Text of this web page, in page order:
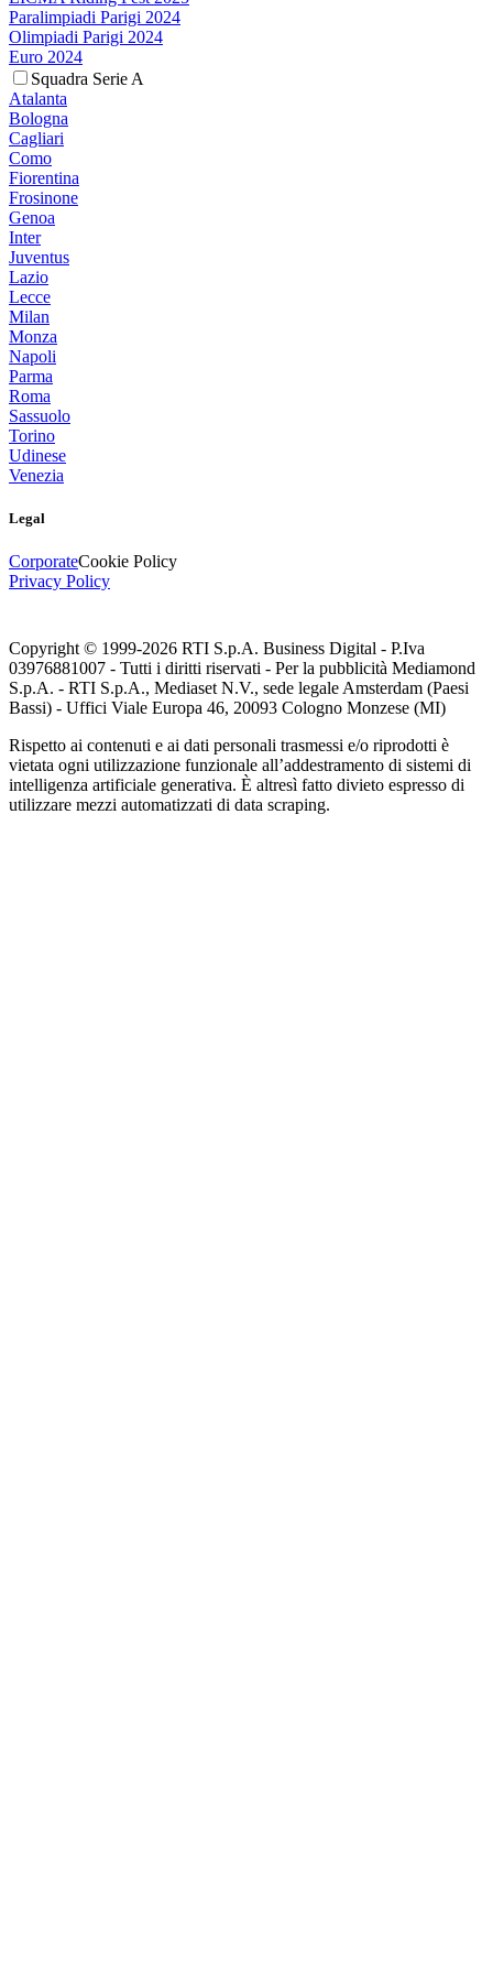
Paralimpiadi Parigi 2024
Olimpiadi Parigi 2024
Euro 2024
Squadra Serie A
Atalanta
Bologna
Cagliari
Como
Fiorentina
Frosinone
Genoa
Inter
Juventus
Lazio
Lecce
Milan
Monza
Napoli
Parma
Roma
Sassuolo
Torino
Udinese
Venezia
Legal
CorporateCookie Policy
Privacy Policy
Copyright © 1999-2026 RTI S.p.A. Business Digital - P.Iva
03976881007 - Tutti i diritti riservati - Per la pubblicità Mediamond
S.p.A. - RTI S.p.A., Mediaset N.V., sede legale Amsterdam (Paesi
Bassi) - Uffici Viale Europa 46, 20093 Cologno Monzese (MI)
Rispetto ai contenuti e ai dati personali trasmessi e/o riprodotti è
vietata ogni utilizzazione funzionale all’addestramento di sistemi di
intelligenza artificiale generativa. È altresì fatto divieto espresso di
utilizzare mezzi automatizzati di data scraping.